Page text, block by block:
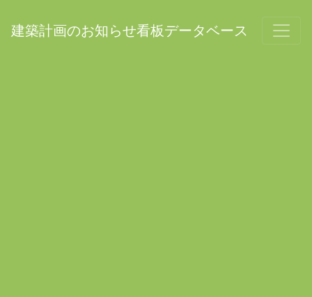
建築計画のお知らせ看板データベース